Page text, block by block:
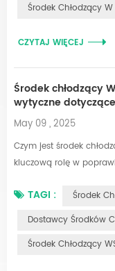
mentolem. Tutaj
Środek Chłodzący
CZYTAJ WIĘCEJ
Środek chłodzący
wytyczne
May 09 , 2025
Czym jest środek
kluczową rolę w
intensywnym, szybkim
nutą. Szeroko
Poniżej omawiamy
TAGI :
Środek
Dostawcy Środków
Środek Chłodzący